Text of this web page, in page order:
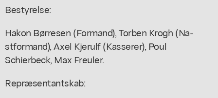
Bestyrelse:
Hakon Børresen (Formand), Torben Krogh (Na-
stformand), Axel Kjerulf (Kasserer), Poul
Schierbeck, Max Freuler.
Repræsentantskab: